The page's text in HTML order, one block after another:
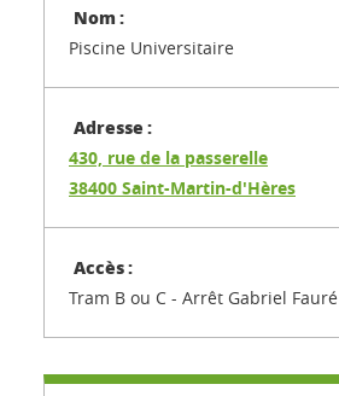
Piscine Universitaire
430, rue de la passerelle
38400 Saint-Martin-d'Hères
Tram B ou C - Arrêt Gabriel Fauré